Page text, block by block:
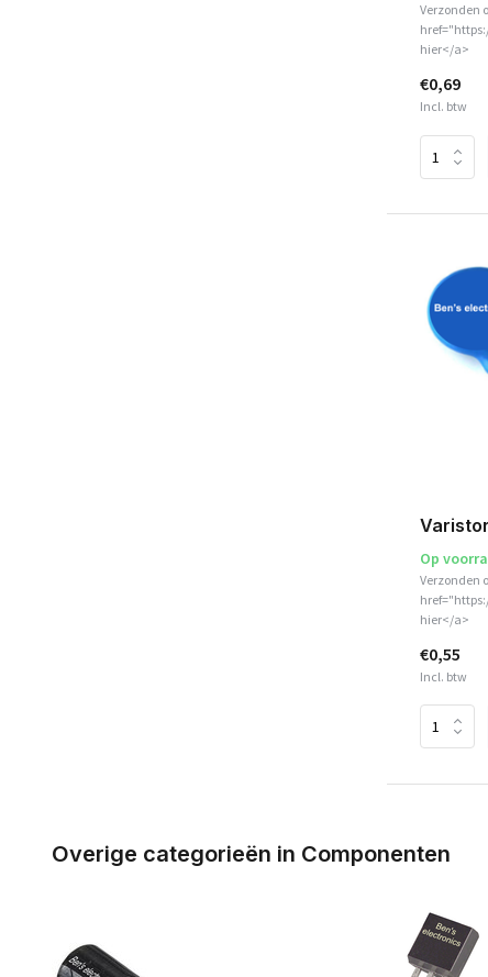
Verzonden
hier</a>
€0,69
Incl. btw
Op
Verzonden
hier</a>
€0,55
Incl. btw
Overige categorieën in Componenten